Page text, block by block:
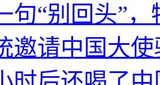
句“别回头”
邀请中国大